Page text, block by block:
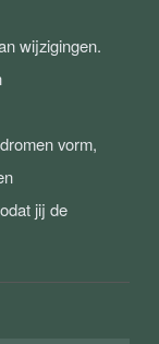
wijzigingen.
vorm,
jij de